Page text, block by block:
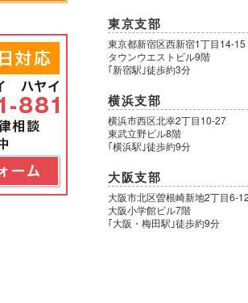
東京支部
東京都新宿区西新宿1丁目14-15
タウンウエストビル9階
｢新宿駅｣徒歩約3分
横浜支部
横浜市西区北幸2丁目10-27
東武立野ビル8階
｢横浜駅｣徒歩約9分
大阪支部
大阪市北区曽根崎新地2丁目6-12
大阪小学館ビル7階
｢大阪・梅田駅｣徒歩約9分